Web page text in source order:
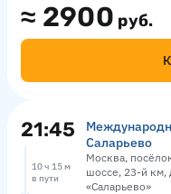
≈ 2900 руб.
21:45
Саларьево
Москва,
шоссе, 23-й км,
«Саларьево»
10 ч 15 м
в пути